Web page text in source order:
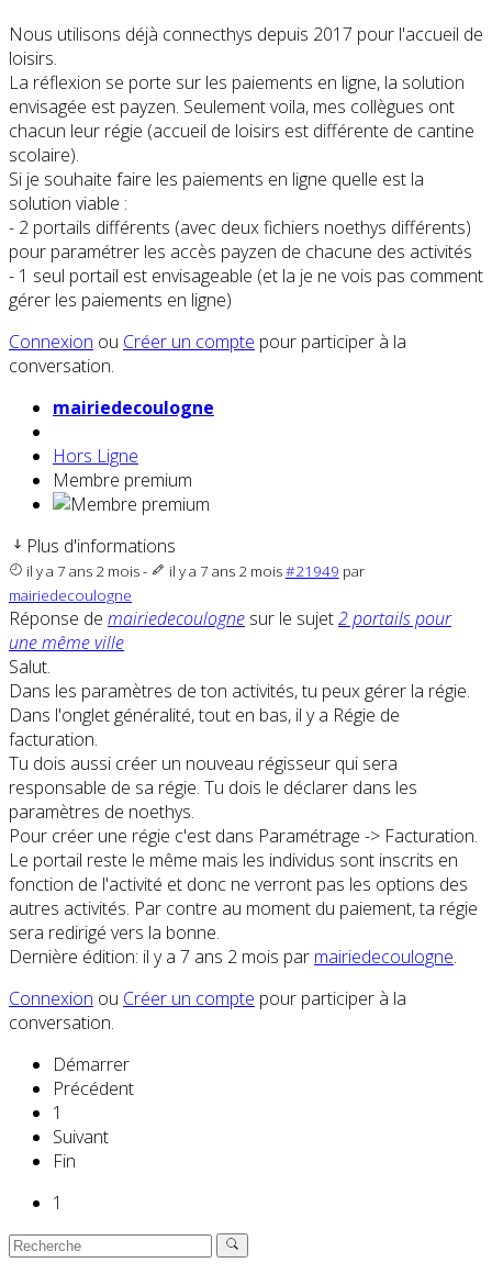
Nous utilisons déjà connecthys depuis 2017 pour l'accueil de
loisirs.
La réflexion se porte sur les paiements en ligne, la solution
envisagée est payzen. Seulement voila, mes collègues ont
chacun leur régie (accueil de loisirs est différente de cantine
scolaire).
Si je souhaite faire les paiements en ligne quelle est la
solution viable :
- 2 portails différents (avec deux fichiers noethys différents)
pour paramétrer les accès payzen de chacune des activités
- 1 seul portail est envisageable (et la je ne vois pas comment
gérer les paiements en ligne)
Connexion ou Créer un compte pour participer à la
conversation.
mairiedecoulogne
Hors Ligne
Membre premium
Plus d'informations
il y a 7 ans 2 mois- il y a 7 ans 2 mois#21949 par
mairiedecoulogne
Réponse de mairiedecoulogne sur le sujet2 portails pour
une même ville
Salut.
Dans les paramètres de ton activités, tu peux gérer la régie.
Dans l'onglet généralité, tout en bas, il y a Régie de
facturation.
Tu dois aussi créer un nouveau régisseur qui sera
responsable de sa régie. Tu dois le déclarer dans les
paramètres de noethys.
Pour créer une régie c'est dans Paramétrage -> Facturation.
Le portail reste le même mais les individus sont inscrits en
fonction de l'activité et donc ne verront pas les options des
autres activités. Par contre au moment du paiement, ta régie
sera redirigé vers la bonne.
Dernière édition: il y a 7 ans 2 mois par mairiedecoulogne.
Connexion ou Créer un compte pour participer à la
conversation.
Démarrer
Précédent
1
Suivant
Fin
1